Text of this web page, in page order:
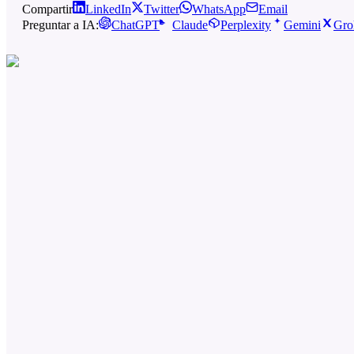
Compartir LinkedIn Twitter WhatsApp
Email
Preguntar a IA:
ChatGPT Claude Perplexity Gemini